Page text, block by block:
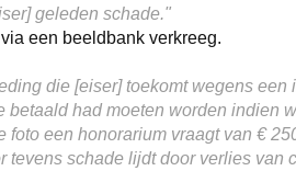
geleden schade."
een beeldbank verkreeg.
die [eiser] toekomt wegens
had moeten worden indien
een honorarium vraagt van €
schade lijdt door verlies